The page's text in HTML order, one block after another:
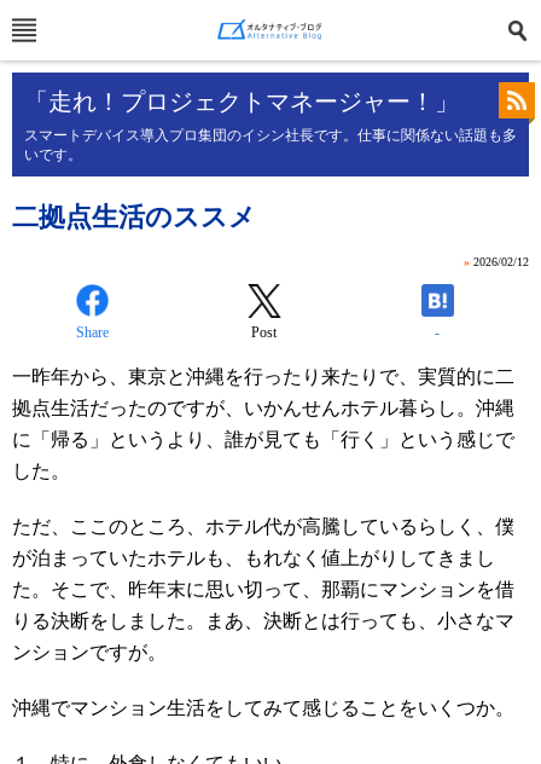
「走れ！プロジェクトマネージャー！」
スマートデバイス導入プロ集団のイシン社長です。仕事に関係ない話題も多
いです。
二拠点生活のススメ
» 2026/02/12
Share Post -
一昨年から、東京と沖縄を行ったり来たりで、実質的に二
拠点生活だったのですが、いかんせんホテル暮らし。沖縄
に「帰る」というより、誰が見ても「行く」という感じで
した。
ただ、ここのところ、ホテル代が高騰しているらしく、僕
が泊まっていたホテルも、もれなく値上がりしてきまし
た。そこで、昨年末に思い切って、那覇にマンションを借
りる決断をしました。まあ、決断とは行っても、小さなマ
ンションですが。
沖縄でマンション生活をしてみて感じることをいくつか。